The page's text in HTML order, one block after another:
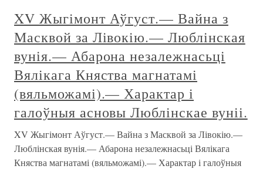
XV Жыгімонт Аўгуст.— Вайна з
Масквой за Лівокію.— Люблінская
вунія.— Абарона незалежнасьці
Вялікага Княства магнатамі
(вяльможамі).— Характар і
галоўныя асновы Люблінскае вуніі.
XV Жыгімонт Аўгуст.— Вайна з Масквой за Лівокію.—
Люблінская вунія.— Абарона незалежнасьці Вялікага
Княства магнатамі (вяльможамі).— Характар і галоўныя